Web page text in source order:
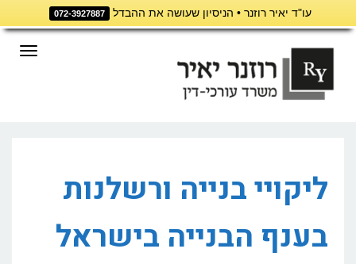
עו"ד יאיר רוזנר • הניסיון שעושה את ההבדל 072-3927887
לתוכן
ליקויי בנייה ורשלנות
בענף הבנייה בישראל